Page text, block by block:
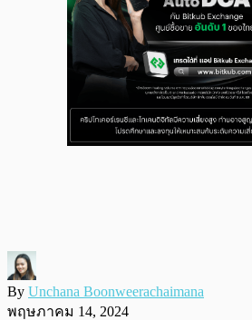
By Unchana Boonweerachaimana
พฤษภาคม 14, 2024